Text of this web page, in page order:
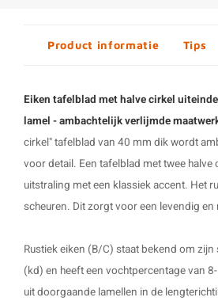
Product informatie Tips
Eiken tafelblad met halve cirkel
lamel - ambachtelijk verlijmde
cirkel" tafelblad van 40 mm dik wordt
voor detail. Een tafelblad met twee
uitstraling met een klassiek accent. Het
scheuren. Dit zorgt voor een levendig en
Rustiek eiken (B/C) staat bekend om
(kd) en heeft een vochtpercentage van
uit doorgaande lamellen in de